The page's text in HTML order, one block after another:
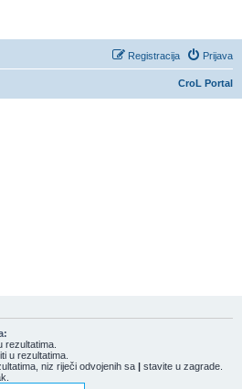
Prijava
Registracija
CroL Portal
rezultatima.
u rezultatima.
niz riječi odvojenih sa | stavite u zagrade.